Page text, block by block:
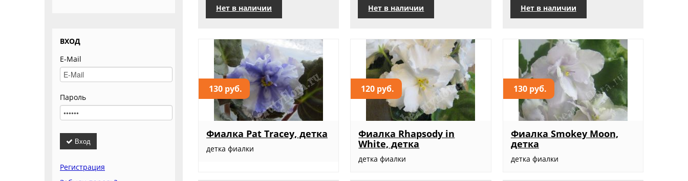
Нет в наличии Нет в наличии Нет в наличии
130 руб.
Фиалка Pat Tracey, детка
детка фиалки
120 руб.
Фиалка Rhapsody in
White, детка
детка фиалки
130 руб.
Фиалка Smokey Moon,
детка
детка фиалки
ВХОД
E-Mail
Пароль
Вход
Регистрация